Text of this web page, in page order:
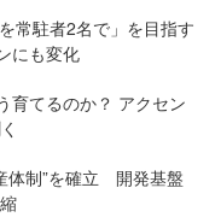
常駐者2名で」を目指す
にも変化
育てるのか？ アクセン
体制”を確立 開発基盤